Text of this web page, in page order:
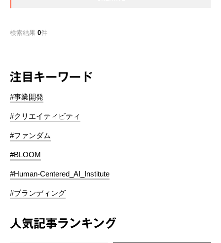
検索結果 0件
注目キーワード
#事業開発
#クリエイティビティ
#ファンダム
#BLOOM
#Human-Centered_AI_Institute
#ブランディング
人気記事ランキング